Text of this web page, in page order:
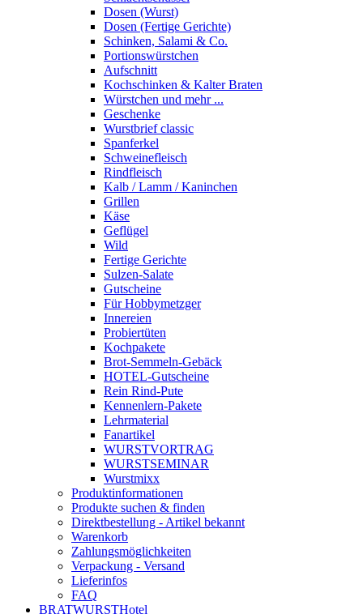
Dosen (Wurst)
Dosen (Fertige Gerichte)
Schinken, Salami & Co.
Portions­würstchen
Aufschnitt
Kochschinken & Kalter Braten
Würstchen und mehr ...
Geschenke
Wurstbrief classic
Spanferkel
Schweine­fleisch
Rindfleisch
Kalb / Lamm / Kaninchen
Grillen
Käse
Geflügel
Wild
Fertige Gerichte
Sulzen-Salate
Gutscheine
Für Hobbymetzger
Innereien
Probiertüten
Kochpakete
Brot-Semmeln-Gebäck
HOTEL-Gutscheine
Rein Rind-Pute
Kennenlern-Pakete
Lehrmaterial
Fanartikel
WURST­VORTRAG
WURST­SEMINAR
Wurstmixx
Produktinformationen
Produkte suchen & finden
Direktbestellung - Artikel bekannt
Warenkorb
Zahlungsmöglichkeiten
Verpackung - Versand
Lieferinfos
FAQ
BRATWURSTHotel